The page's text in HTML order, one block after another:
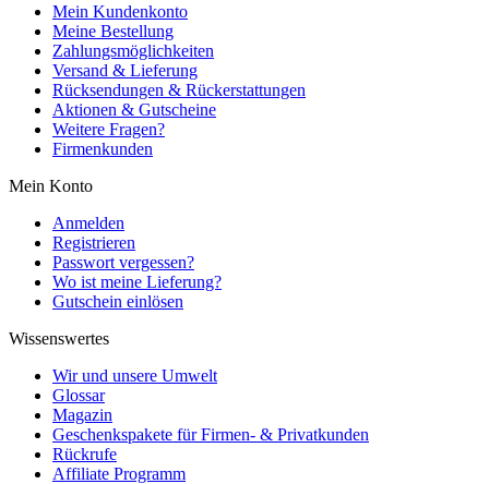
Mein Kundenkonto
Meine Bestellung
Zahlungsmöglichkeiten
Versand & Lieferung
Rücksendungen & Rückerstattungen
Aktionen & Gutscheine
Weitere Fragen?
Firmenkunden
Mein Konto
Anmelden
Registrieren
Passwort vergessen?
Wo ist meine Lieferung?
Gutschein einlösen
Wissenswertes
Wir und unsere Umwelt
Glossar
Magazin
Geschenkspakete für Firmen- & Privatkunden
Rückrufe
Affiliate Programm